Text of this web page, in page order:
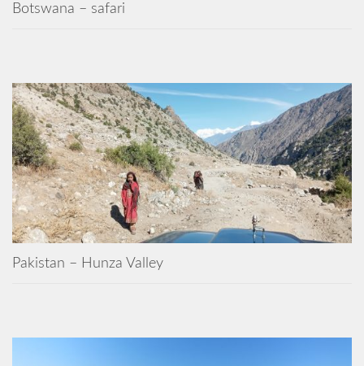
Botswana – safari
Pakistan – Hunza Valley